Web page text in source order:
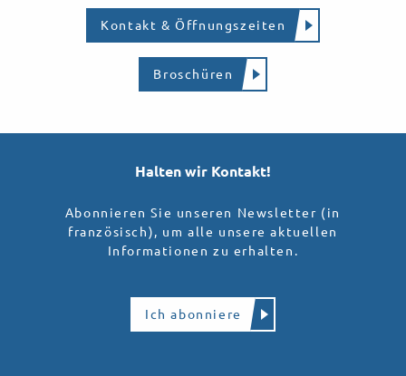
Kontakt & Öffnungszeiten
Broschüren
Halten wir Kontakt!
Abonnieren Sie unseren Newsletter (in
französisch), um alle unsere aktuellen
Informationen zu erhalten.
Ich abonniere